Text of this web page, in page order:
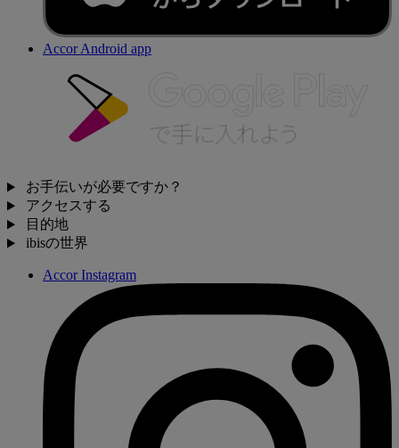
Accor Android app
お手伝いが必要ですか？
アクセスする
目的地
ibisの世界
Accor Instagram